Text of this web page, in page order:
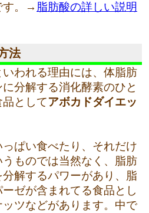
す。→ 脂肪酸の詳しい説明
法
われる理由には、体脂肪
分解する消化酵素のひと
としてアボカドダイエッ
ぱい食べたり、それだけ
ものでは当然なく、脂肪
解するパワーがあり、脂
ゼが含まれてる食品とし
ツなどがあります。中で